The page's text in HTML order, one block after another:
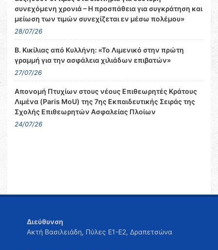
συνεχόμενη χρονιά – Η προσπάθεια για συγκράτηση και
μείωση των τιμών συνεχίζεται εν μέσω πολέμου»
28/07/26
Β. Κικίλιας από Κυλλήνη: «Το Λιμενικό στην πρώτη
γραμμή για την ασφάλεια χιλιάδων επιβατών»
27/07/26
Απονομή Πτυχίων στους νέους Επιθεωρητές Κράτους
Λιμένα (Paris MoU) της 7ης Εκπαιδευτικής Σειράς της
Σχολής Επιθεωρητών Ασφαλείας Πλοίων
24/07/26
Διεύθυνση
Ακτή Βασιλειάδη, Πύλες Ε1-Ε2, Δραπετσώνα